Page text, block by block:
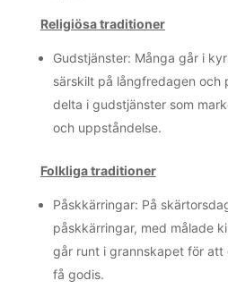
Religiösa traditioner
Gudstjänster: Många går i
särskilt på långfredagen och
delta i gudstjänster som
och uppståndelse.
Folkliga traditioner
Påskkärringar: På
påskkärringar, med målade
går runt i grannskapet för
få godis.